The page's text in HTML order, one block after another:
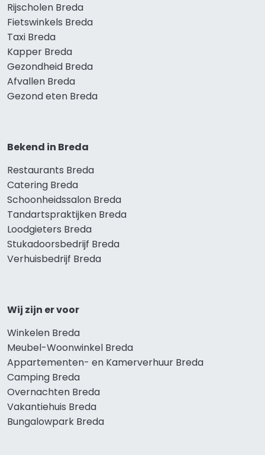
Rijscholen Breda
Fietswinkels Breda
Taxi Breda
Kapper Breda
Gezondheid Breda
Afvallen Breda
Gezond eten Breda
Bekend in Breda
Restaurants Breda
Catering Breda
Schoonheidssalon Breda
Tandartspraktijken Breda
Loodgieters Breda
Stukadoorsbedrijf Breda
Verhuisbedrijf Breda
Wij zijn er voor
Winkelen Breda
Meubel-Woonwinkel Breda
Appartementen- en Kamerverhuur Breda
Camping Breda
Overnachten Breda
Vakantiehuis Breda
Bungalowpark Breda